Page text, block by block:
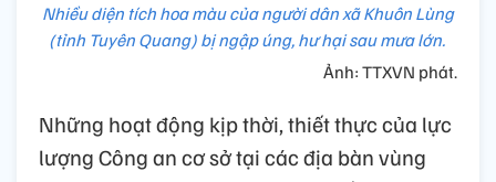
Nhiều diện tích hoa màu của người dân xã Khuôn Lùng
(tỉnh Tuyên Quang) bị ngập úng, hư hại sau mưa lớn.
Ảnh: TTXVN phát.
Những hoạt động kịp thời, thiết thực của lực
lượng Công an cơ sở tại các địa bàn vùng